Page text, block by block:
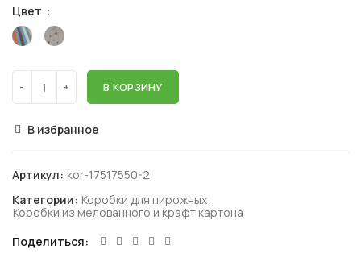
Цвет
В КОРЗИНУ
В избранное
Артикул: kor-17517550-2
Категории: Коробки для пирожных,
Коробки из мелованного и крафт картона
Поделиться